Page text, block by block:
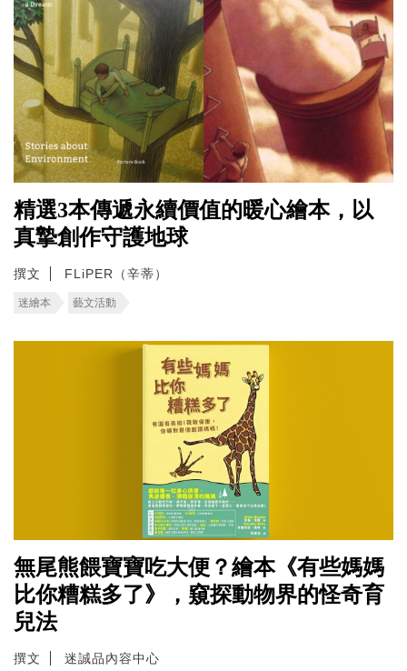
精選3本傳遞永續價值的暖心繪本，以
真摯創作守護地球
撰文 FLiPER（辛蒂）
迷繪本 藝文活動
無尾熊餵寶寶吃大便？繪本《有些媽媽
比你糟糕多了》，窺探動物界的怪奇育
兒法
撰文 迷誠品內容中心